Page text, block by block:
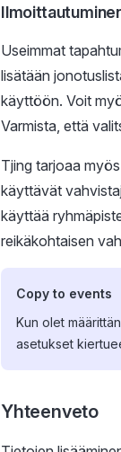
Useimmat
lisätään
käyttöön. Voit
Varmista, että
Tjing tarjoaa
käyttävät
käyttää
reikäkohtaisen
Copy to events
Kun olet
asetukset
Yhteenveto